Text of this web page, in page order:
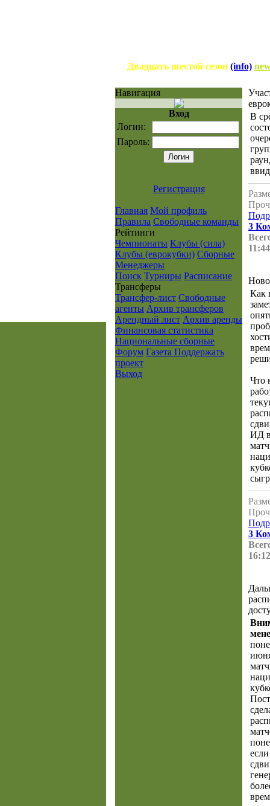
Двадцать шестой сезон (info)
Навигация
Вход
Логин:
Пароль:
Регистрация
Главная Мой профиль
Правила Свободные команды
Рейтинги
Чемпионаты Клубы (сила)
Клубы (еврокубки) Сборные
Менеджеры
Поиск Турниры Расписание
Транcферы
Трансфер-лист Свободные
агенты Архив трансферов
Арендный лист Архив аренды
Финансовая статистика
Национальные сборные
Форум Газета Поддержать
проект
Выход
В
3
Как
Что
ИД
3